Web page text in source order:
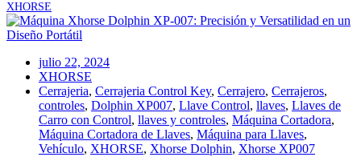
XHORSE
julio 22, 2024
XHORSE
Cerrajeria, Cerrajeria Control Key, Cerrajero, Cerrajeros,
controles, Dolphin XP007, Llave Control, llaves, Llaves de
Carro con Control, llaves y controles, Máquina Cortadora,
Máquina Cortadora de Llaves, Máquina para Llaves,
Vehículo, XHORSE, Xhorse Dolphin, Xhorse XP007